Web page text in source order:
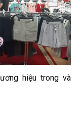
hiệu trong và